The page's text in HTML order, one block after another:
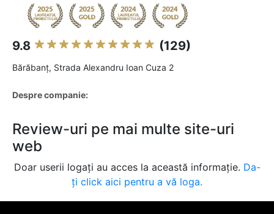
9.8 (129)
Bărăbanţ, Strada Alexandru Ioan Cuza 2
Despre companie:
Review-uri pe mai multe site-uri
web
Doar userii logați au acces la această informație. Da-
ți click aici pentru a vă loga.